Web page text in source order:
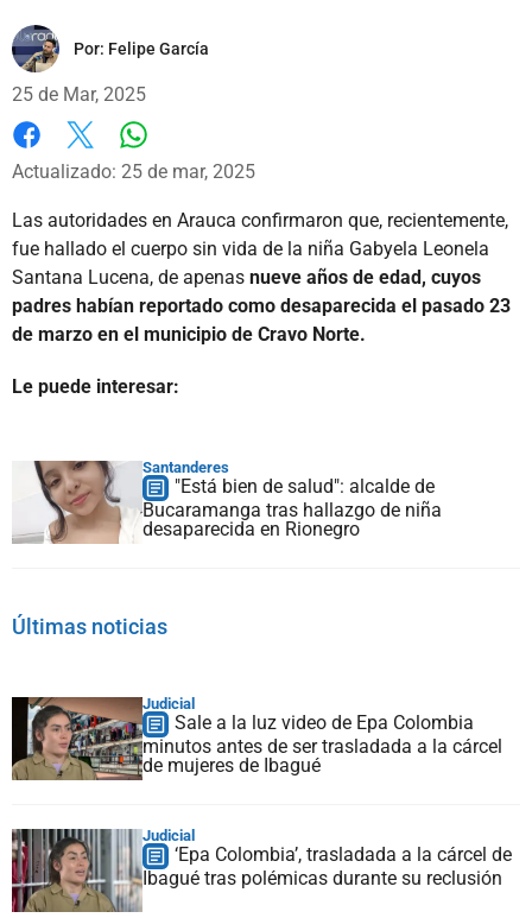
Por: Felipe García
25 de Mar, 2025
Facebook
X
Actualizado: 25 de mar, 2025
Las autoridades en Arauca confirmaron que, recientemente,
fue hallado el cuerpo sin vida de la niña Gabyela Leonela
Santana Lucena, de apenas nueve años de edad, cuyos
padres habían reportado como desaparecida el pasado 23
de marzo en el municipio de Cravo Norte.
Le puede interesar:
Santanderes
"Está bien de salud": alcalde de
Bucaramanga tras hallazgo de niña
desaparecida en Rionegro
Últimas noticias
Judicial
Sale a la luz video de Epa Colombia
minutos antes de ser trasladada a la cárcel
de mujeres de Ibagué
Judicial
‘Epa Colombia’, trasladada a la cárcel de
Ibagué tras polémicas durante su reclusión